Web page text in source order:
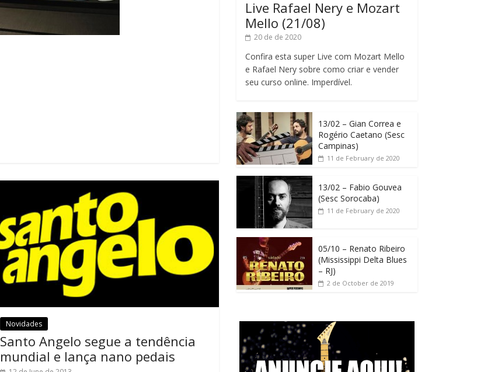
Novidades
Santo Angelo segue a tendência
mundial e lança nano pedais
Live Rafael Nery e Mozart
Mello (21/08)
20 de de 2020
Confira esta super Live com Mozart Mello
e Rafael Nery sobre como criar e vender
seu curso online. Imperdível.
13/02 – Gian Correa e
Rogério Caetano (Sesc
Campinas)
11 de February de 2020
13/02 – Fabio Gouvea
(Sesc Sorocaba)
11 de February de 2020
05/10 – Renato Ribeiro
(Mississippi Delta Blues
– RJ)
2 de October de 2019